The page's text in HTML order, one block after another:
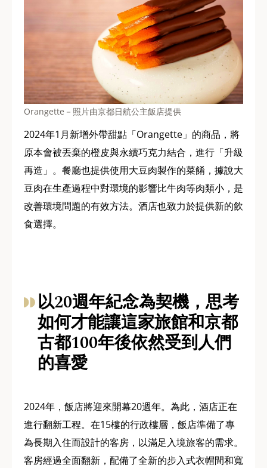
Orangette－照片由京都日航公主飯店提供
2024年1月新增外帶甜點「Orangette」的商品，將
原本會被丟棄的橙皮與永續巧克力結合，進行「升級
再造」。餐廳也提供使用大豆肉製作的菜餚，據說大
豆肉在生產過程中對環境的影響比牛肉等肉類小，是
改善環境問題的有效方法。酒店也致力於提供新的飲
食選擇。
以20週年紀念為契機，思考
如何才能讓這家旅館和京都
古都100年後依然受到人們
的喜愛
2024年，飯店將迎來開幕20週年。為此，酒店正在
進行翻新工程。在15樓的行政樓層，飯店準備了專
為長期入住而設計的客房，以滿足入境旅客的需求。
客房經過全面翻新，配備了全新的步入式衣帽間和寬